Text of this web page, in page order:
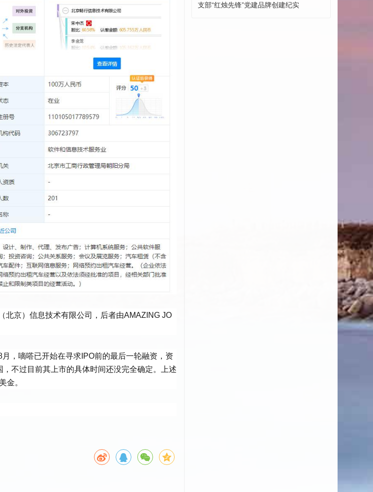
北京）信息技术有限公司，后者由AMAZING JO
，嘀嗒已开始在寻求IPO前的最后一轮融资，资
不过目前其上市的具体时间还没完全确定。上述
金。
支部“红烛先锋”党建品牌创建纪实